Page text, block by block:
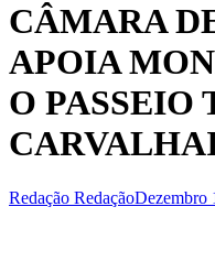
CÂMARA
APOIA
O PASSEIO
Redação RedaçãoDezembro